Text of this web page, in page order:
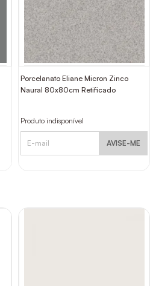
Porcelanato Eliane Micron Zinco
Naural 80x80cm Retificado
Produto indisponível
AVISE-ME